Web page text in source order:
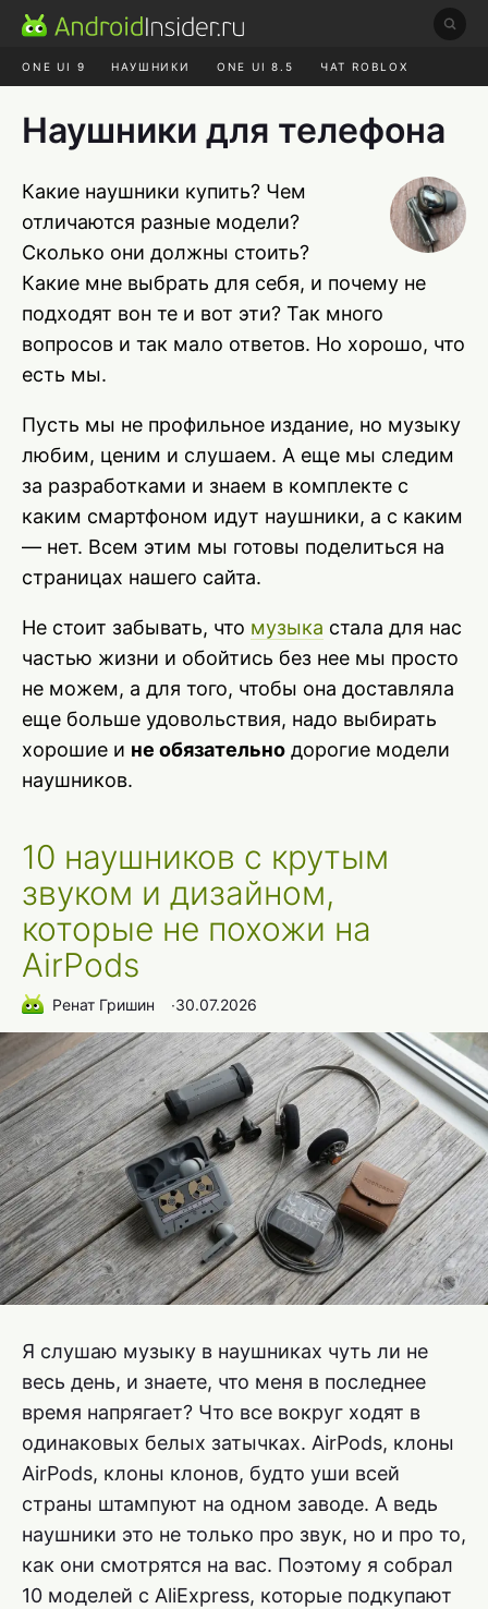
ONE UI 9 НАУШНИКИ ONE UI 8.5 ЧАТ ROBLOX
Наушники для телефона
Какие наушники купить? Чем
отличаются разные модели?
Сколько они должны стоить?
Какие мне выбрать для себя, и почему не
подходят вон те и вот эти? Так много
вопросов и так мало ответов. Но хорошо, что
есть мы.
Пусть мы не профильное издание, но музыку
любим, ценим и слушаем. А еще мы следим
за разработками и знаем в комплекте с
каким смартфоном идут наушники, а с каким
— нет. Всем этим мы готовы поделиться на
страницах нашего сайта.
Не стоит забывать, что музыка стала для нас
частью жизни и обойтись без нее мы просто
не можем, а для того, чтобы она доставляла
еще больше удовольствия, надо выбирать
хорошие и не обязательно дорогие модели
наушников.
10 наушников с крутым
звуком и дизайном,
которые не похожи на
AirPods
Ренат Гришин ∙30.07.2026
Я слушаю музыку в наушниках чуть ли не
весь день, и знаете, что меня в последнее
время напрягает? Что все вокруг ходят в
одинаковых белых затычках. AirPods, клоны
AirPods, клоны клонов, будто уши всей
страны штампуют на одном заводе. А ведь
наушники это не только про звук, но и про то,
как они смотрятся на вас. Поэтому я собрал
10 моделей с AliExpress, которые подкупают